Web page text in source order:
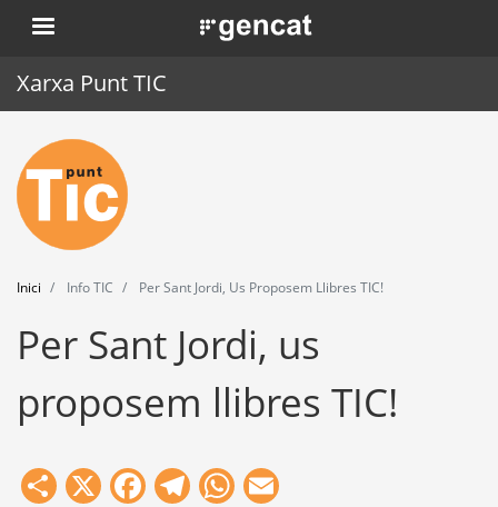
Vés
al
. Obre en una nova finestra.
Xarxa Punt TIC
Inici
Punt TIC
Actualitat
Agenda
Formació
Eines
Inici Info TIC Per Sant Jordi, Us Proposem Llibres TIC!
Per Sant Jordi, us
proposem llibres TIC!
Share
X Facebook
Telegram
WhatsApp